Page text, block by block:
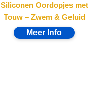
Siliconen Oordopjes met
Touw – Zwem & Geluid